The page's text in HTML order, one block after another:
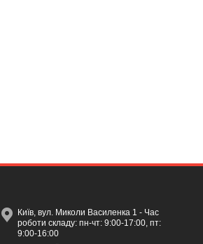
Київ, вул. Миколи Василенка 1 - Час
роботи складу: пн-чт: 9:00-17:00, пт:
9:00-16:00